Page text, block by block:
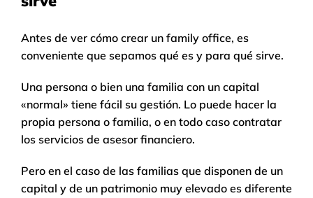
Antes de ver cómo crear un family office, es
conveniente que sepamos qué es y para qué sirve.
Una persona o bien una familia con un capital
«normal» tiene fácil su gestión. Lo puede hacer la
propia persona o familia, o en todo caso contratar
los servicios de asesor financiero.
Pero en el caso de las familias que disponen de un
capital y de un patrimonio muy elevado es diferente